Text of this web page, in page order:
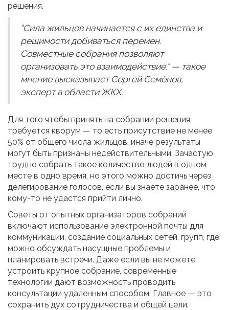
решения.
"Сила жильцов начинается с их единства и
решимости добиваться перемен.
Совместные собрания позволяют
организовать это взаимодействие," — такое
мнение высказывает Сергей Семёнов,
эксперт в области ЖКХ.
Для того чтобы принять на собрании решения,
требуется кворум — то есть присутствие не менее
50% от общего числа жильцов, иначе результаты
могут быть признаны недействительными. Зачастую
трудно собрать такое количество людей в одном
месте в одно время, но этого можно достичь через
делегирование голосов, если вы знаете заранее, что
кому-то не удастся прийти лично.
Советы от опытных организаторов собраний
включают использование электронной почты для
коммуникации, создание социальных сетей, групп, где
можно обсуждать насущные проблемы и
планировать встречи. Даже если вы не можете
устроить крупное собрание, современные
технологии дают возможность проводить
консультации удаленным способом. Главное — это
сохранить дух сотрудничества и общей цели.